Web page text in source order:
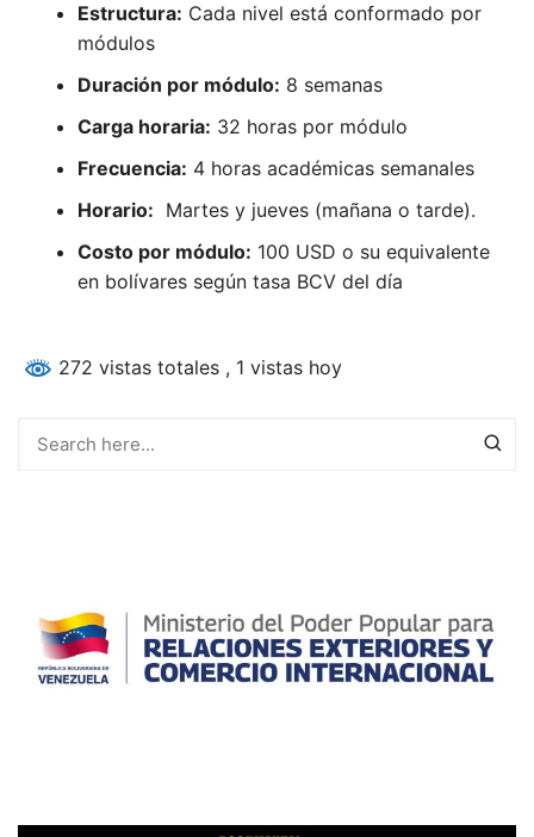
Estructura: Cada nivel está conformado por
módulos
Duración por módulo: 8 semanas
Carga horaria: 32 horas por módulo
Frecuencia: 4 horas académicas semanales
Horario: Martes y jueves (mañana o tarde).
Costo por módulo: 100 USD o su equivalente
en bolívares según tasa BCV del día
272 vistas totales , 1 vistas hoy